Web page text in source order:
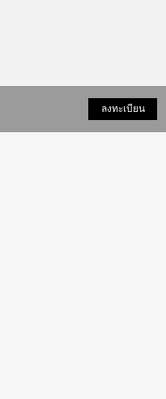
ลงทะเบียน